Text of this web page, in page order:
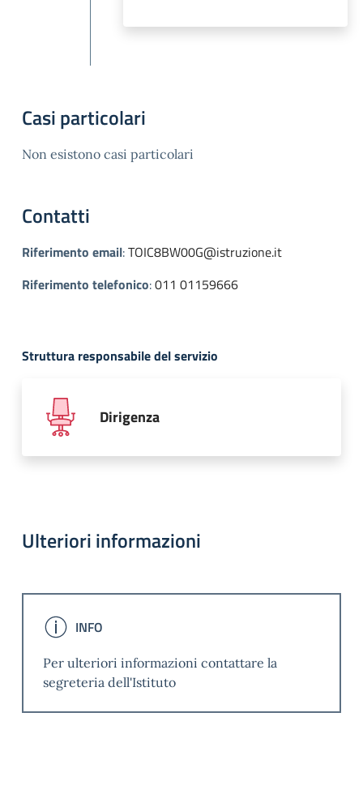
Casi particolari
Non esistono casi particolari
Contatti
Riferimento email:TOIC8BW00G@istruzione.it
Riferimento telefonico:011 01159666
Struttura responsabile del servizio
Dirigenza
Ulteriori informazioni
INFORMAZIONI
INFO
Per ulteriori informazioni contattare la
segreteria dell'Istituto